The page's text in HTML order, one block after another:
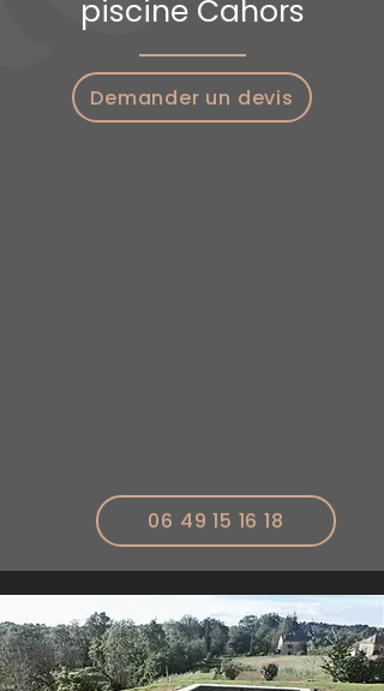
piscine Cahors
Demander un devis
06 49 15 16 18